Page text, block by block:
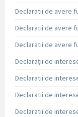
Declaratii de avere
Declaratii de avere
Declaratii de avere
Declarații de
Declaratii de
Declaratii de
Declaratii de